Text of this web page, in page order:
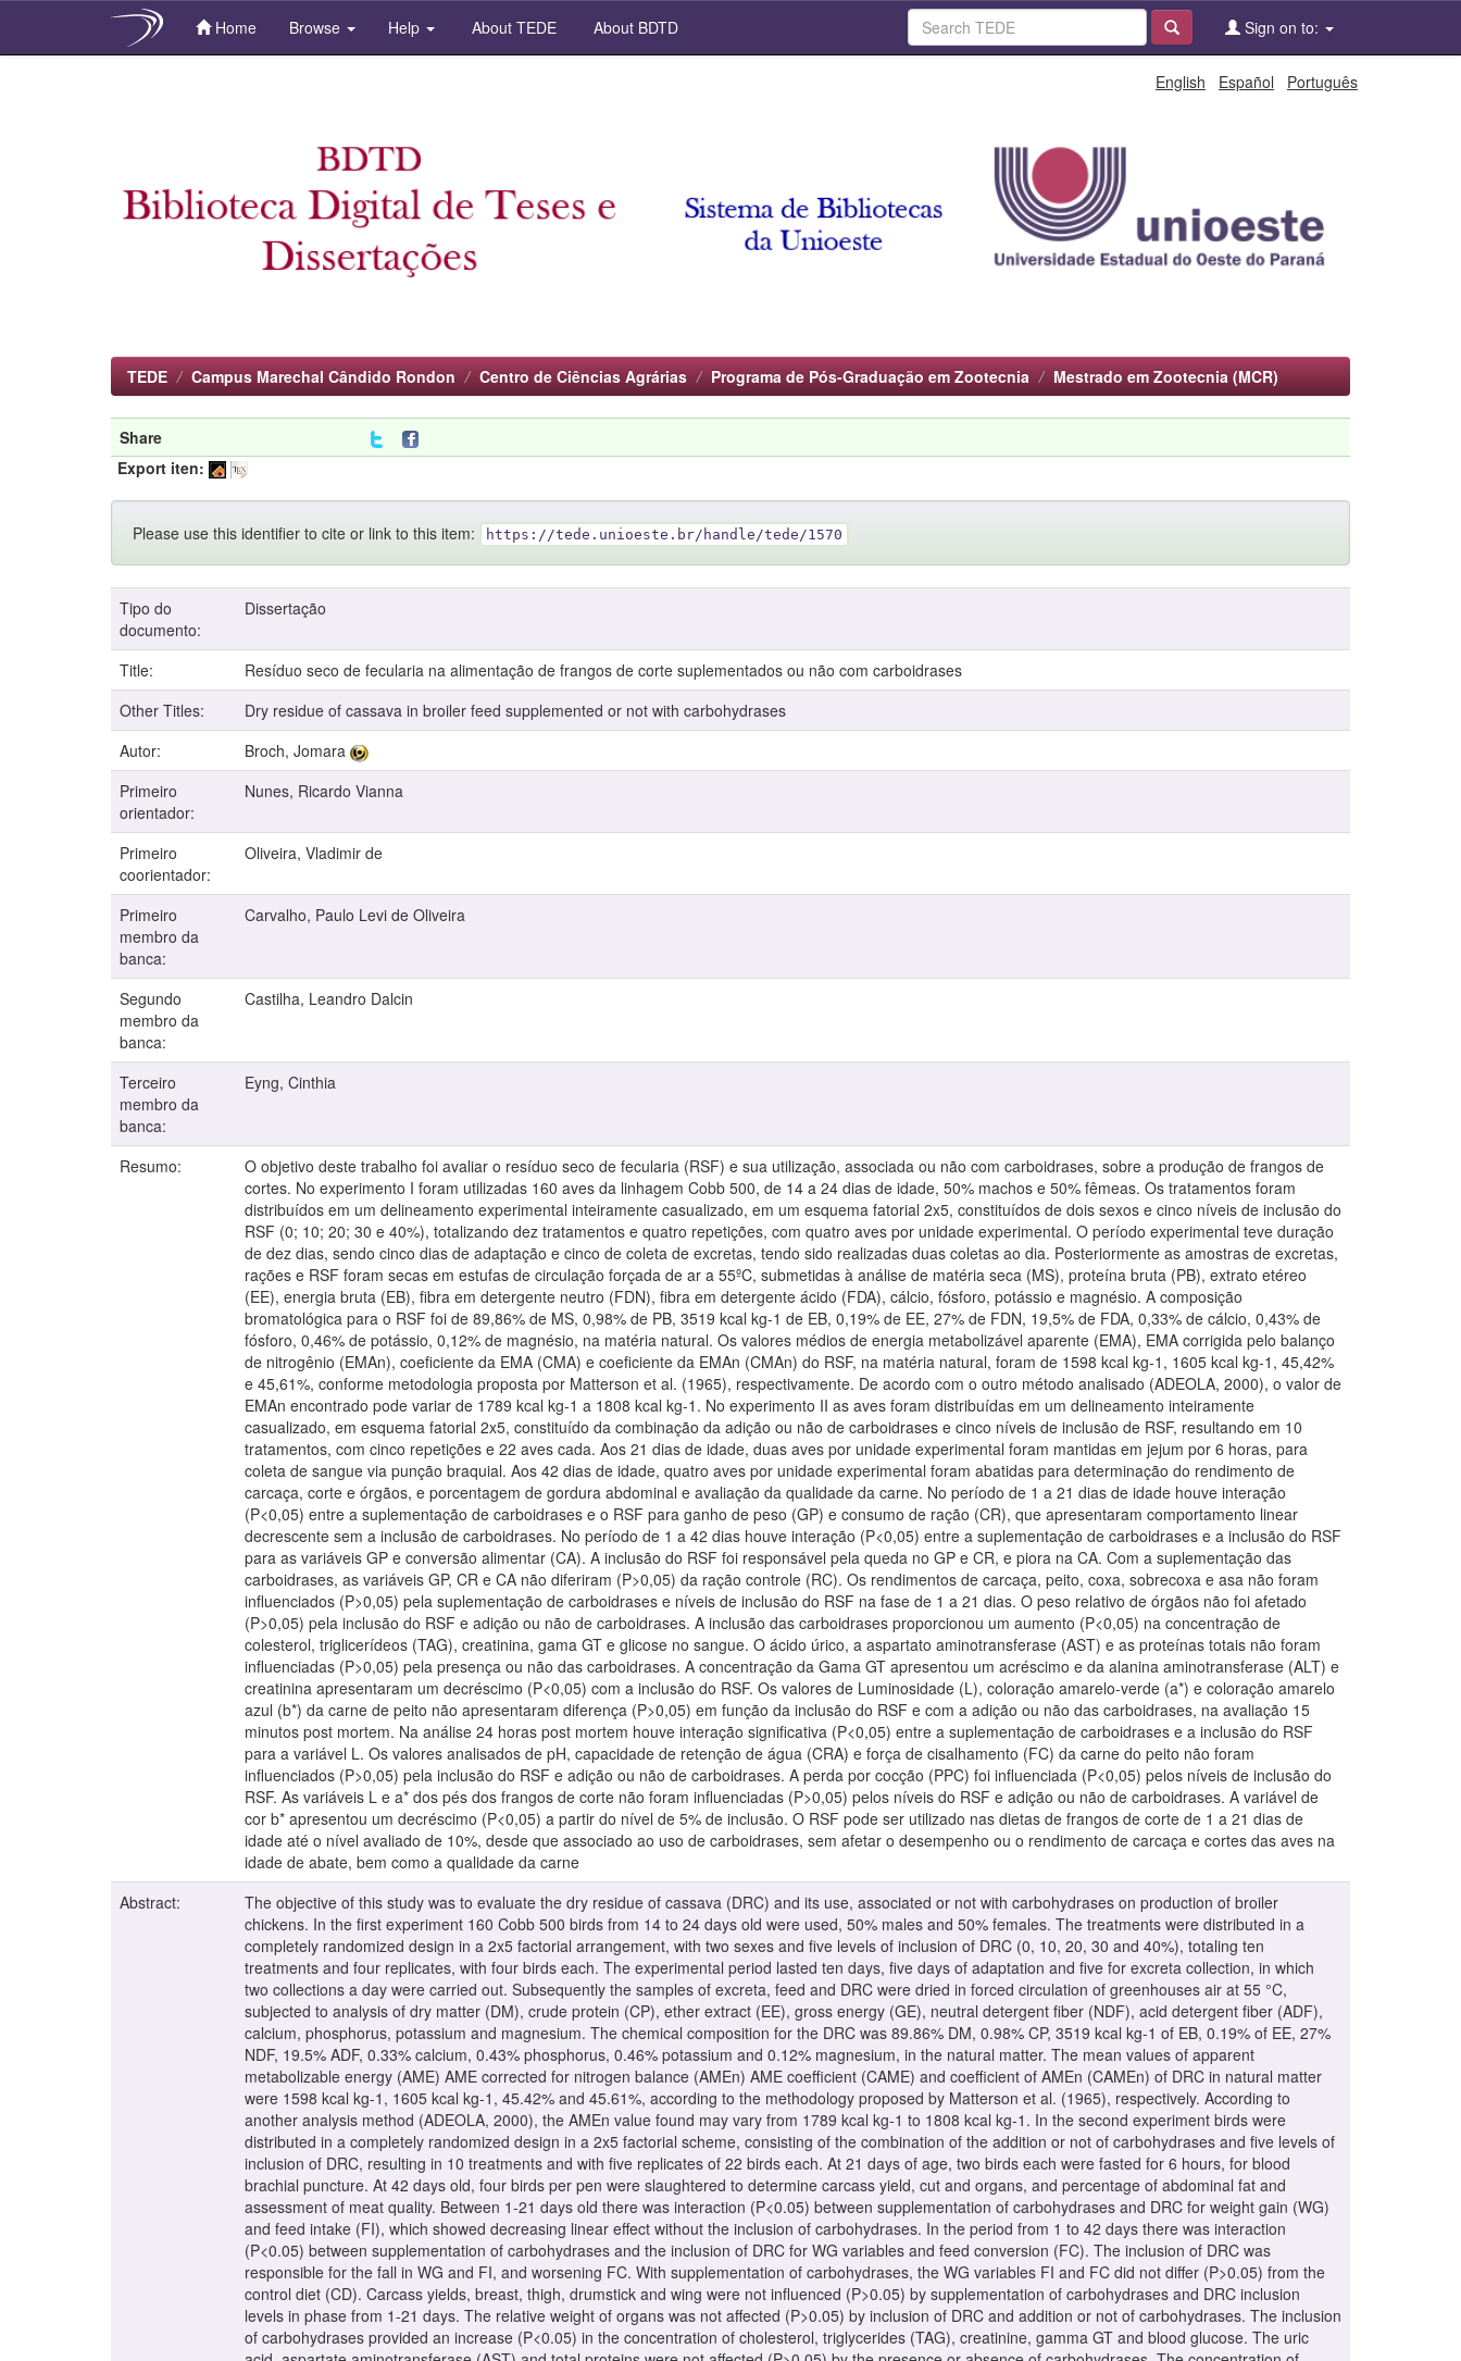
Home Browse Help About TEDE About BDTD Sign on to:
English Español Português
TEDE Campus Marechal Cândido Rondon Centro de Ciências Agrárias Programa de Pós-Graduação em Zootecnia Mestrado em Zootecnia (MCR)
Share
Export iten:
Please use this identifier to cite or link to this item: https://tede.unioeste.br/handle/tede/1570
Tipo do
documento:
Dissertação
Title:
Resíduo seco de fecularia na alimentação de frangos de corte suplementados ou não com carboidrases
Other Titles:
Dry residue of cassava in broiler feed supplemented or not with carbohydrases
Autor:
Broch, Jomara
Primeiro
orientador:
Nunes, Ricardo Vianna
Primeiro
coorientador:
Oliveira, Vladimir de
Primeiro
membro da
banca:
Carvalho, Paulo Levi de Oliveira
Segundo
membro da
banca:
Castilha, Leandro Dalcin
Terceiro
membro da
banca:
Eyng, Cinthia
Resumo:
O objetivo deste trabalho foi avaliar o resíduo seco de fecularia (RSF) e sua utilização, associada ou não com carboidrases, sobre a produção de frangos de
cortes. No experimento I foram utilizadas 160 aves da linhagem Cobb 500, de 14 a 24 dias de idade, 50% machos e 50% fêmeas. Os tratamentos foram
distribuídos em um delineamento experimental inteiramente casualizado, em um esquema fatorial 2x5, constituídos de dois sexos e cinco níveis de inclusão do
RSF (0; 10; 20; 30 e 40%), totalizando dez tratamentos e quatro repetições, com quatro aves por unidade experimental. O período experimental teve duração
de dez dias, sendo cinco dias de adaptação e cinco de coleta de excretas, tendo sido realizadas duas coletas ao dia. Posteriormente as amostras de excretas,
rações e RSF foram secas em estufas de circulação forçada de ar a 55ºC, submetidas à análise de matéria seca (MS), proteína bruta (PB), extrato etéreo
(EE), energia bruta (EB), fibra em detergente neutro (FDN), fibra em detergente ácido (FDA), cálcio, fósforo, potássio e magnésio. A composição
bromatológica para o RSF foi de 89,86% de MS, 0,98% de PB, 3519 kcal kg-1 de EB, 0,19% de EE, 27% de FDN, 19,5% de FDA, 0,33% de cálcio, 0,43% de
fósforo, 0,46% de potássio, 0,12% de magnésio, na matéria natural. Os valores médios de energia metabolizável aparente (EMA), EMA corrigida pelo balanço
de nitrogênio (EMAn), coeficiente da EMA (CMA) e coeficiente da EMAn (CMAn) do RSF, na matéria natural, foram de 1598 kcal kg-1, 1605 kcal kg-1, 45,42%
e 45,61%, conforme metodologia proposta por Matterson et al. (1965), respectivamente. De acordo com o outro método analisado (ADEOLA, 2000), o valor de
EMAn encontrado pode variar de 1789 kcal kg-1 a 1808 kcal kg-1. No experimento II as aves foram distribuídas em um delineamento inteiramente
casualizado, em esquema fatorial 2x5, constituído da combinação da adição ou não de carboidrases e cinco níveis de inclusão de RSF, resultando em 10
tratamentos, com cinco repetições e 22 aves cada. Aos 21 dias de idade, duas aves por unidade experimental foram mantidas em jejum por 6 horas, para
coleta de sangue via punção braquial. Aos 42 dias de idade, quatro aves por unidade experimental foram abatidas para determinação do rendimento de
carcaça, corte e órgãos, e porcentagem de gordura abdominal e avaliação da qualidade da carne. No período de 1 a 21 dias de idade houve interação
(P<0,05) entre a suplementação de carboidrases e o RSF para ganho de peso (GP) e consumo de ração (CR), que apresentaram comportamento linear
decrescente sem a inclusão de carboidrases. No período de 1 a 42 dias houve interação (P<0,05) entre a suplementação de carboidrases e a inclusão do RSF
para as variáveis GP e conversão alimentar (CA). A inclusão do RSF foi responsável pela queda no GP e CR, e piora na CA. Com a suplementação das
carboidrases, as variáveis GP, CR e CA não diferiram (P>0,05) da ração controle (RC). Os rendimentos de carcaça, peito, coxa, sobrecoxa e asa não foram
influenciados (P>0,05) pela suplementação de carboidrases e níveis de inclusão do RSF na fase de 1 a 21 dias. O peso relativo de órgãos não foi afetado
(P>0,05) pela inclusão do RSF e adição ou não de carboidrases. A inclusão das carboidrases proporcionou um aumento (P<0,05) na concentração de
colesterol, triglicerídeos (TAG), creatinina, gama GT e glicose no sangue. O ácido úrico, a aspartato aminotransferase (AST) e as proteínas totais não foram
influenciadas (P>0,05) pela presença ou não das carboidrases. A concentração da Gama GT apresentou um acréscimo e da alanina aminotransferase (ALT) e
creatinina apresentaram um decréscimo (P<0,05) com a inclusão do RSF. Os valores de Luminosidade (L), coloração amarelo-verde (a*) e coloração amarelo
azul (b*) da carne de peito não apresentaram diferença (P>0,05) em função da inclusão do RSF e com a adição ou não das carboidrases, na avaliação 15
minutos post mortem. Na análise 24 horas post mortem houve interação significativa (P<0,05) entre a suplementação de carboidrases e a inclusão do RSF
para a variável L. Os valores analisados de pH, capacidade de retenção de água (CRA) e força de cisalhamento (FC) da carne do peito não foram
influenciados (P>0,05) pela inclusão do RSF e adição ou não de carboidrases. A perda por cocção (PPC) foi influenciada (P<0,05) pelos níveis de inclusão do
RSF. As variáveis L e a* dos pés dos frangos de corte não foram influenciadas (P>0,05) pelos níveis do RSF e adição ou não de carboidrases. A variável de
cor b* apresentou um decréscimo (P<0,05) a partir do nível de 5% de inclusão. O RSF pode ser utilizado nas dietas de frangos de corte de 1 a 21 dias de
idade até o nível avaliado de 10%, desde que associado ao uso de carboidrases, sem afetar o desempenho ou o rendimento de carcaça e cortes das aves na
idade de abate, bem como a qualidade da carne
Abstract:
The objective of this study was to evaluate the dry residue of cassava (DRC) and its use, associated or not with carbohydrases on production of broiler
chickens. In the first experiment 160 Cobb 500 birds from 14 to 24 days old were used, 50% males and 50% females. The treatments were distributed in a
completely randomized design in a 2x5 factorial arrangement, with two sexes and five levels of inclusion of DRC (0, 10, 20, 30 and 40%), totaling ten
treatments and four replicates, with four birds each. The experimental period lasted ten days, five days of adaptation and five for excreta collection, in which
two collections a day were carried out. Subsequently the samples of excreta, feed and DRC were dried in forced circulation of greenhouses air at 55 °C,
subjected to analysis of dry matter (DM), crude protein (CP), ether extract (EE), gross energy (GE), neutral detergent fiber (NDF), acid detergent fiber (ADF),
calcium, phosphorus, potassium and magnesium. The chemical composition for the DRC was 89.86% DM, 0.98% CP, 3519 kcal kg-1 of EB, 0.19% of EE, 27%
NDF, 19.5% ADF, 0.33% calcium, 0.43% phosphorus, 0.46% potassium and 0.12% magnesium, in the natural matter. The mean values of apparent
metabolizable energy (AME) AME corrected for nitrogen balance (AMEn) AME coefficient (CAME) and coefficient of AMEn (CAMEn) of DRC in natural matter
were 1598 kcal kg-1, 1605 kcal kg-1, 45.42% and 45.61%, according to the methodology proposed by Matterson et al. (1965), respectively. According to
another analysis method (ADEOLA, 2000), the AMEn value found may vary from 1789 kcal kg-1 to 1808 kcal kg-1. In the second experiment birds were
distributed in a completely randomized design in a 2x5 factorial scheme, consisting of the combination of the addition or not of carbohydrases and five levels of
inclusion of DRC, resulting in 10 treatments and with five replicates of 22 birds each. At 21 days of age, two birds each were fasted for 6 hours, for blood
brachial puncture. At 42 days old, four birds per pen were slaughtered to determine carcass yield, cut and organs, and percentage of abdominal fat and
assessment of meat quality. Between 1-21 days old there was interaction (P<0.05) between supplementation of carbohydrases and DRC for weight gain (WG)
and feed intake (FI), which showed decreasing linear effect without the inclusion of carbohydrases. In the period from 1 to 42 days there was interaction
(P<0.05) between supplementation of carbohydrases and the inclusion of DRC for WG variables and feed conversion (FC). The inclusion of DRC was
responsible for the fall in WG and FI, and worsening FC. With supplementation of carbohydrases, the WG variables FI and FC did not differ (P>0.05) from the
control diet (CD). Carcass yields, breast, thigh, drumstick and wing were not influenced (P>0.05) by supplementation of carbohydrases and DRC inclusion
levels in phase from 1-21 days. The relative weight of organs was not affected (P>0.05) by inclusion of DRC and addition or not of carbohydrases. The inclusion
of carbohydrases provided an increase (P<0.05) in the concentration of cholesterol, triglycerides (TAG), creatinine, gamma GT and blood glucose. The uric